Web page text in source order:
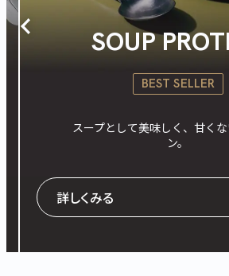
CLEAR WHEY
RENEWAL
運動後のカラダが求めるもの
つで。
詳しくみる